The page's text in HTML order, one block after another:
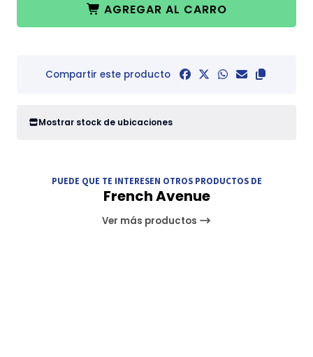
AGREGAR AL CARRO
Compartir este producto
Mostrar stock de ubicaciones
PUEDE QUE TE INTERESEN OTROS PRODUCTOS DE
French Avenue
Ver más productos